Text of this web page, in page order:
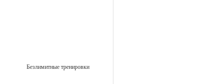
Безлимитные тренировки